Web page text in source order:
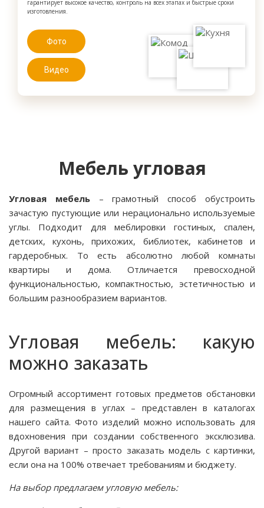
гарантирует высокое качество, контроль на всех этапах и быстрые сроки
изготовления.
Фото
Видео
Мебель угловая
Угловая мебель– грамотный способ обустроить
зачастую пустующие или нерационально используемые
углы. Подходит для меблировки гостиных, спален,
детских, кухонь, прихожих, библиотек, кабинетов и
гардеробных. То есть абсолютно любой комнаты
квартиры и дома. Отличается превосходной
функциональностью, компактностью, эстетичностью и
большим разнообразием вариантов.
Угловая мебель: какую
можно заказать
Огромный ассортимент готовых предметов обстановки
для размещения в углах – представлен в каталогах
нашего сайта. Фото изделий можно использовать для
вдохновения при создании собственного эксклюзива.
Другой вариант – просто заказать модель с картинки,
если она на 100% отвечает требованиям и бюджету.
На выбор предлагаем угловую мебель: